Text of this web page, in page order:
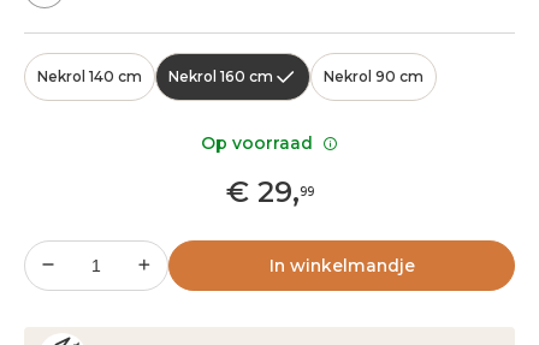
Nekrol 140 cm Nekrol 160 cm Nekrol 90 cm
€ 29,99
In winkelmandje